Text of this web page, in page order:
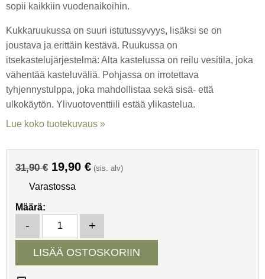
sopii kaikkiin vuodenaikoihin.
Kukkaruukussa on suuri istutussyvyys, lisäksi se on
joustava ja erittäin kestävä. Ruukussa on
itsekastelujärjestelmä: Alta kastelussa on reilu vesitila, joka
vähentää kasteluväliä. Pohjassa on irrotettava
tyhjennystulppa, joka mahdollistaa sekä sisä- että
ulkokäytön. Ylivuotoventtiili estää ylikastelua.
Lue koko tuotekuvaus »
31,90€ Alkuperäinen
hinta
31,90 €.
19,90 €Nykyinen
19,90 €.
(sis. alv)
Varastossa
Määrä:
MH Symphony kukkaruukku 50 cm vihreä määrä
- +
LISÄÄ OSTOSKORIIN